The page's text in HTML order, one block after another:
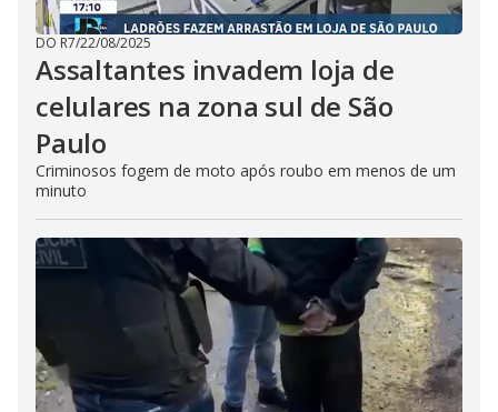
DO R7/22/08/2025
Assaltantes invadem loja de
celulares na zona sul de São
Paulo
Criminosos fogem de moto após roubo em menos de um
minuto